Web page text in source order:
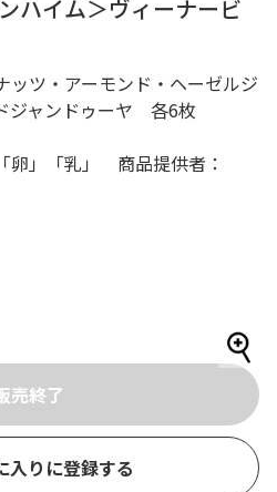
ハイム＞ヴィーナービ
ツ・アーモンド・ヘーゼルジ
ジャンドゥーヤ 各6枚
卵」「乳」 商品提供者：
入りに登録する